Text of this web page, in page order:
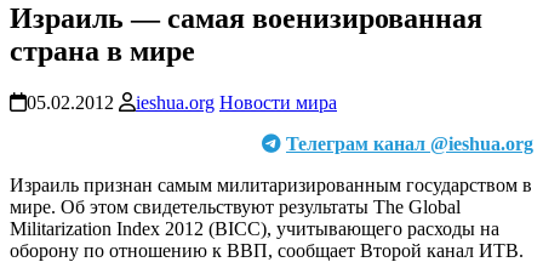
Израиль — самая военизированная
страна в мире
05.02.2012 ieshua.org Новости мира
Телеграм канал @ieshua.org
Израиль признан самым милитаризированным государством в
мире. Об этом свидетельствуют результаты The Global
Militarization Index 2012 (BICC), учитывающего расходы на
оборону по отношению к ВВП, сообщает Второй канал ИТВ.